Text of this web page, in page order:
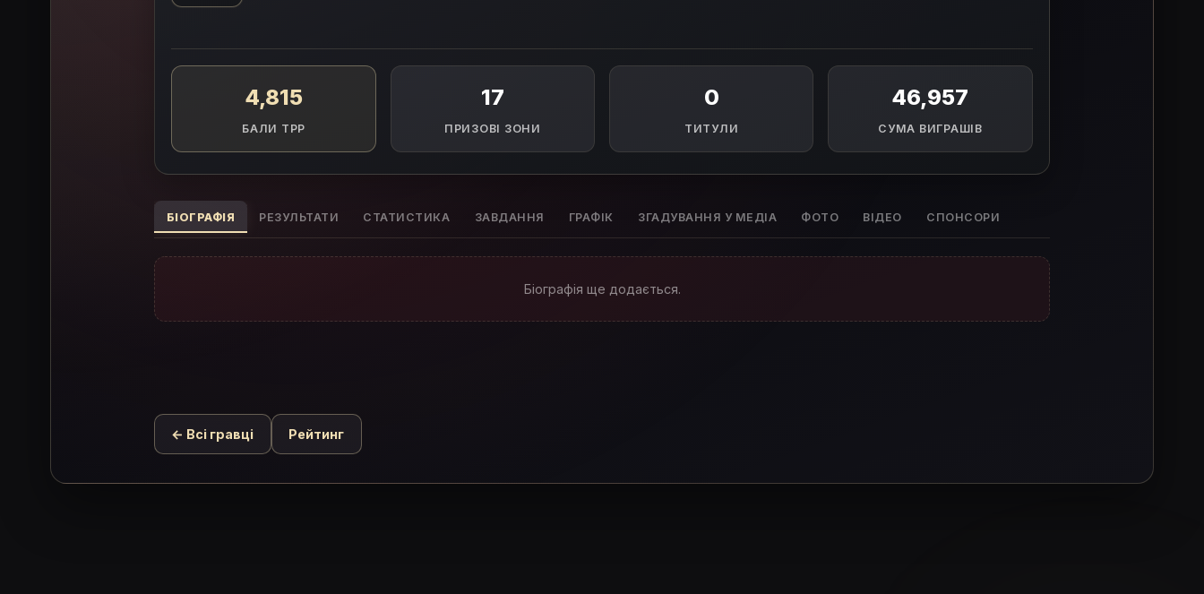
4,815
БАЛИ TPP
17
ПРИЗОВІ ЗОНИ
0
ТИТУЛИ
46,957
СУМА ВИГРАШІВ
БІОГРАФІЯ РЕЗУЛЬТАТИ СТАТИСТИКА ЗАВДАННЯ ГРАФІК ЗГАДУВАННЯ У МЕДІА ФОТО ВІДЕО СПОНСОРИ
Біографія ще додається.
← Всі гравці Рейтинг